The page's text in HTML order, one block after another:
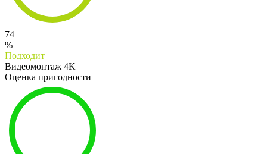
74
%
Подходит
Видеомонтаж 4K
Оценка пригодности